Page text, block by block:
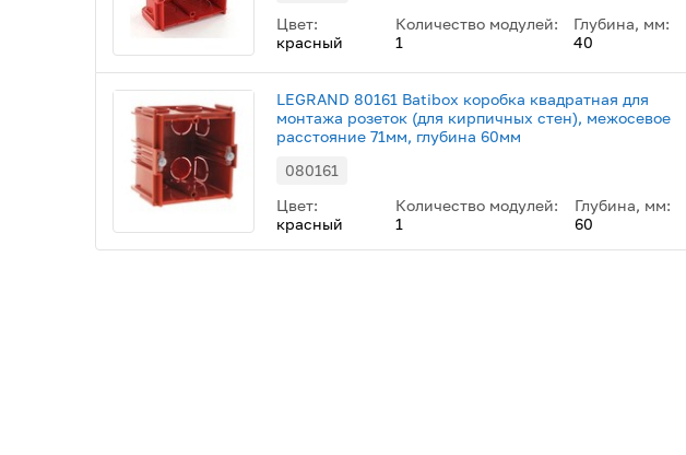
Цвет:
красный
Количество модулей:
1
Глубина, мм:
40
LEGRAND 80161 Batibox коробка квадратная для
монтажа розеток (для кирпичных стен), межосевое
расстояние 71мм, глубина 60мм
080161
Цвет:
красный
Количество модулей:
1
Глубина, мм:
60